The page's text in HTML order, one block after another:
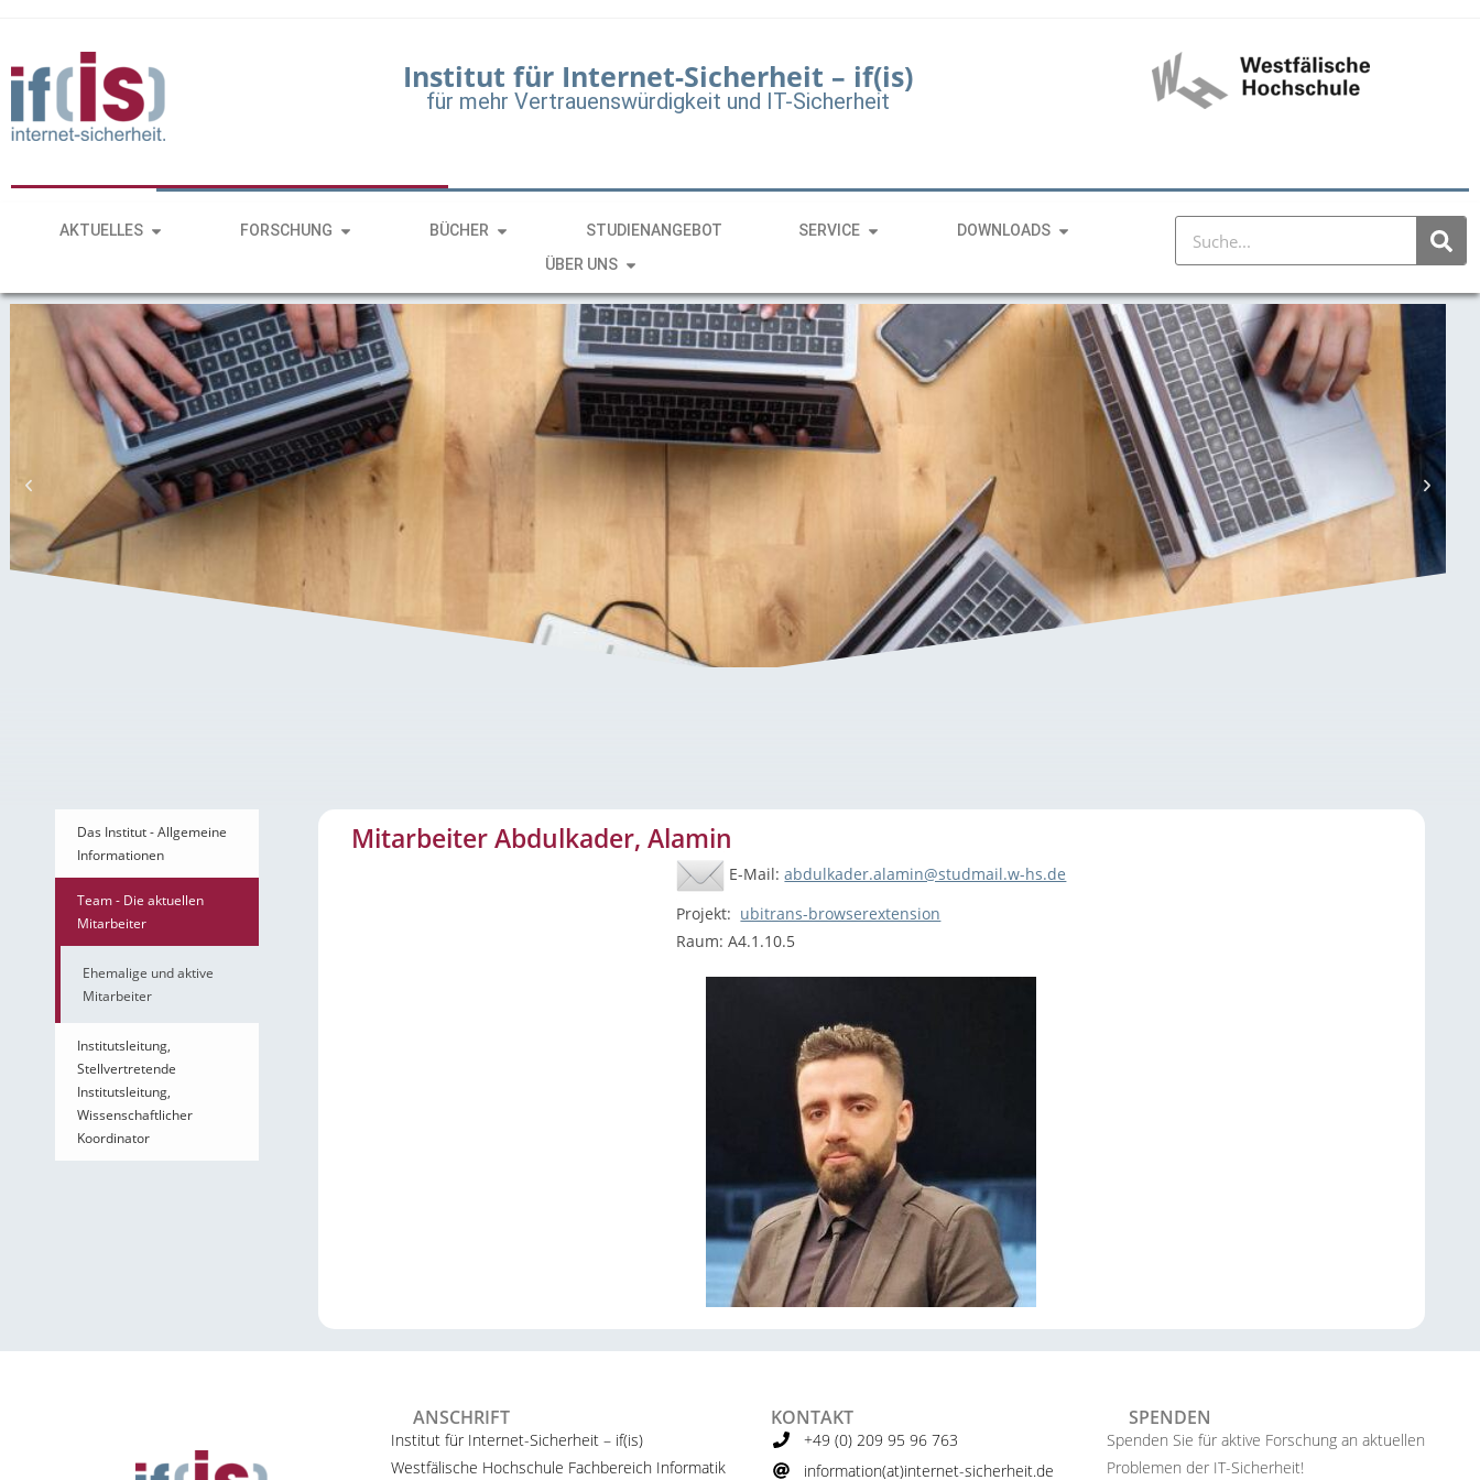
Institut für Internet-Sicherheit – if(is)
für mehr Vertrauenswürdigkeit und IT-Sicherheit
AKTUELLES FORSCHUNG BÜCHER STUDIENANGEBOT SERVICE
DOWNLOADS
ÜBER UNS
Das Institut - Allgemeine
Informationen
Team - Die aktuellen
Mitarbeiter
Ehemalige und aktive
Mitarbeiter
Institutsleitung,
Stellvertretende
Institutsleitung,
Wissenschaftlicher
Koordinator
Mitarbeiter Abdulkader, Alamin
E-Mail:abdulkader.alamin@studmail.w-hs.de
Projekt: ubitrans-browserextension
Raum: A4.1.10.5
ANSCHRIFT
Institut für Internet-Sicherheit – if(is)
Westfälische Hochschule Fachbereich Informatik
KONTAKT
+49 (0) 209 95 96 763
information(at)internet-sicherheit.de ​
SPENDEN
Spenden Sie für aktive Forschung an aktuellen
Problemen der IT-Sicherheit!​